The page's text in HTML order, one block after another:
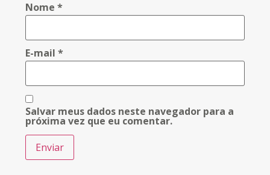
Nome*
E-mail*
Salvar meus dados neste navegador para a
próxima vez que eu comentar.